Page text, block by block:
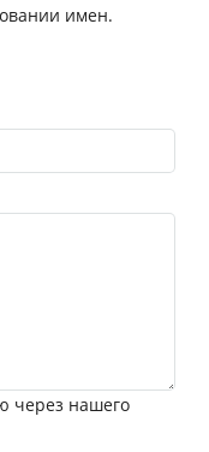
имен.
через нашего